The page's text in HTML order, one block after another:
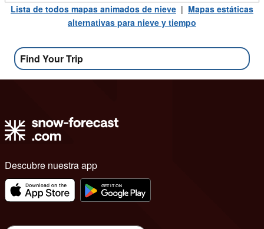
Lista de todos mapas animados de nieve | Mapas estáticas
alternativas para nieve y tiempo
Find Your Trip
Descubre nuestra app